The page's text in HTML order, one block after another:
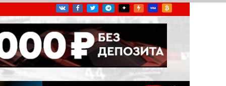
гоночных серий